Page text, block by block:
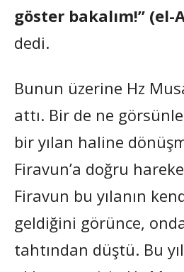
göster bakalım!” (el-
dedi.
Bunun üzerine Hz
attı. Bir de ne
bir yılan haline
Firavun’a doğru
Firavun bu yılanın
geldiğini görünce,
tahtından düştü. Bu